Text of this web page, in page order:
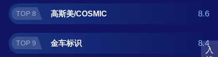
入
TOP 8 高斯美/COSMIC 8.6
TOP 9 金车标识 8.4